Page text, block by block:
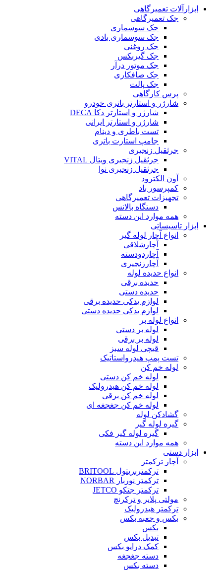
ابزارآلات تعمیرگاهی
جک تعمیرگاهی
جک سوسماری
جک سوسماری بادی
جک روغنی
جک گیربکس
جک موتور درآر
جک صافکاری
جک پالت
پرس کارگاهی
شارژر و استارتر باتری خودرو
شارژر و استارتر دکا DECA
شارژر و استارتر ایرانی
تست باطری و دینام
جامپ استارت باتری
جرثقیل زنجیری
جرثقیل زنجیری ویتال VITAL
جرثقیل زنجیری نوا
آون الکترود
کمپرسور باد
تجهیزات تعمیرگاهی
دستگاه بالانس
همه موارد این دسته
ابزار تاسیساتی
انواع آچار لوله گیر
آچارشلاقی
آچاردودسته
آچارزنجیری
انواع حدیده لوله
حدیده برقی
حدیده دستی
لوازم یدکی حدیده برقی
لوازم یدکی حدیده دستی
انواع لوله بر
لوله بر دستی
لوله بر برقی
قیچی لوله سبز
تست پمپ هیدرواستاتیک
لوله خم کن
لوله خم کن دستی
لوله خم کن هیدرولیک
لوله خم کن برقی
لوله خم کن جغجغه ای
گشادکن لوله
گیره لوله گیر
گیره لوله گیر فکی
همه موارد این دسته
ابزار دستی
آچار ترکمتر
ترکمتربریتول BRITOOL
ترکمتر نوربار NORBAR
ترکمتر جتکو JETCO
مولتی پلایر و ترکرنچ
ترکمتر هیدرولیک
بکس و جعبه بکس
بکس
تبدیل بکس
کمک درایو بکس
دسته جغجغه
دسته بکس